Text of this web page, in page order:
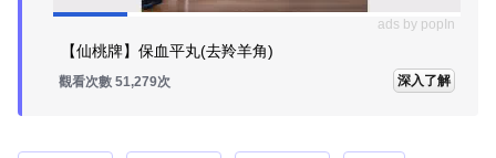
ads by popIn
【仙桃牌】保血平丸(去羚羊角)
觀看次數 51,279次 深入了解